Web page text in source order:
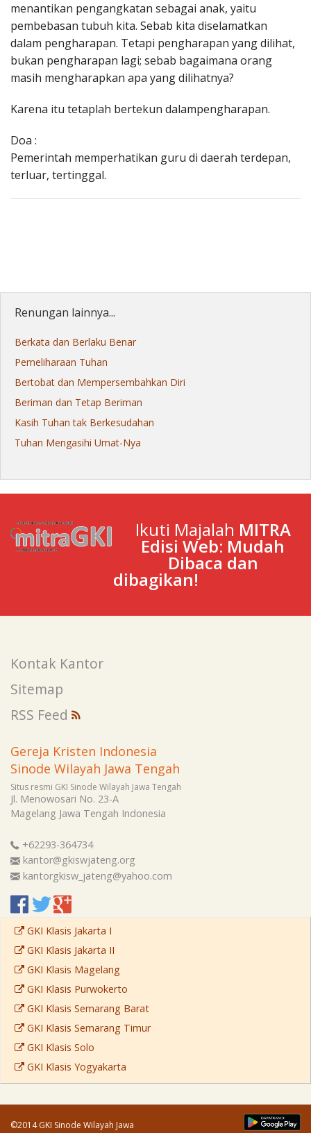
menantikan pengangkatan sebagai anak, yaitu
pembebasan tubuh kita. Sebab kita diselamatkan
dalam pengharapan. Tetapi pengharapan yang dilihat,
bukan pengharapan lagi; sebab bagaimana orang
masih mengharapkan apa yang dilihatnya?
Karena itu tetaplah bertekun dalampengharapan.
Doa :
Pemerintah memperhatikan guru di daerah terdepan,
terluar, tertinggal.
Renungan lainnya...
Berkata dan Berlaku Benar
Pemeliharaan Tuhan
Bertobat dan Mempersembahkan Diri
Beriman dan Tetap Beriman
Kasih Tuhan tak Berkesudahan
Tuhan Mengasihi Umat-Nya
Ikuti Majalah MITRA
Edisi Web: Mudah
Dibaca dan
dibagikan!
Kontak Kantor
Sitemap
RSS Feed
Gereja Kristen Indonesia
Sinode Wilayah Jawa Tengah
Situs resmi GKI Sinode Wilayah Jawa Tengah
Jl. Menowosari No. 23-A
Magelang Jawa Tengah Indonesia
+62293-364734
kantor@gkiswjateng.org
kantorgkisw_jateng@yahoo.com
GKI Klasis Jakarta I
GKI Klasis Jakarta II
GKI Klasis Magelang
GKI Klasis Purwokerto
GKI Klasis Semarang Barat
GKI Klasis Semarang Timur
GKI Klasis Solo
GKI Klasis Yogyakarta
©2014 GKI Sinode Wilayah Jawa